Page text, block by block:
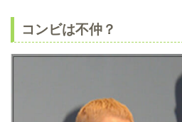
コンビは不仲？